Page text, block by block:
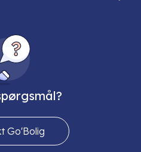
Go'Bolig